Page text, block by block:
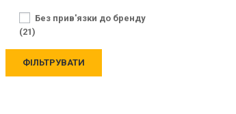
Без прив'язки до бренду
(21)